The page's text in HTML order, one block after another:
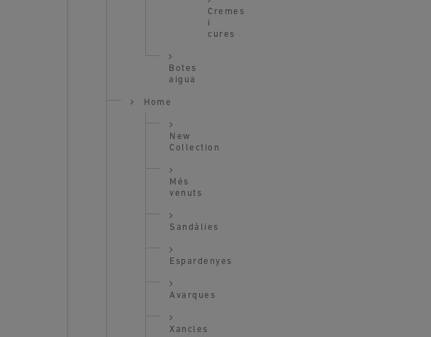
Cremes
i
cures
Botes
aigua
Home
New
Collection
Més
venuts
Sandàlies
Espardenyes
Avarques
Xancles